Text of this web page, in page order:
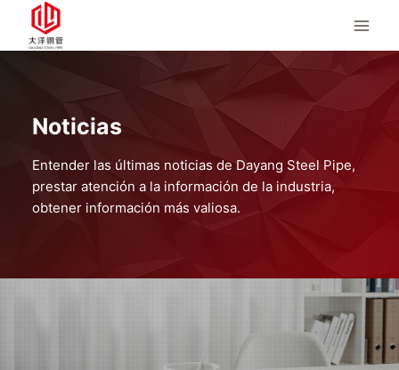
Saltar
Contenido
Noticias
Entender las últimas noticias de Dayang Steel Pipe,
prestar atención a la información de la industria,
obtener información más valiosa.